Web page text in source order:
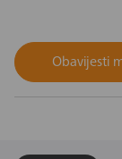
Obavijesti